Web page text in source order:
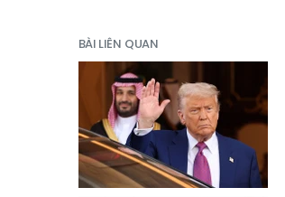
BÀI LIÊN QUAN